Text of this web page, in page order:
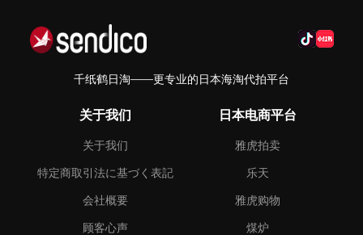
千纸鹤日淘——更专业的日本海淘代拍平台
关于我们
关于我们
特定商取引法に基づく表記
会社概要
顾客心声
日本电商平台
雅虎拍卖
乐天
雅虎购物
煤炉